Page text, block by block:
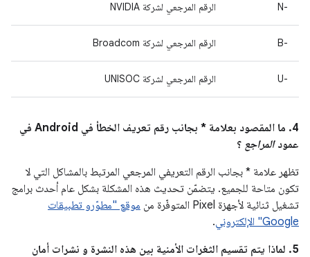
‫N-‎ الرقم المرجعي لشركة NVIDIA
B-‎ الرقم المرجعي لشركة Broadcom
U-‎ الرقم المرجعي لشركة UNISOC
4. ما المقصود بعلامة * بجانب رقم تعريف الخطأ في Android في
عمودالمراجع ؟
تظهر علامة * بجانب الرقم التعريفي المرجعي المرتبط بالمشاكل التي لا
تكون متاحة للجميع. يتضمّن تحديث هذه المشكلة بشكل عام أحدث برامج
تشغيل ثنائية لأجهزة Pixel المتوفّرة من
موقع "مطوّرو تطبيقات
Google" الإلكتروني
.
5. لماذا يتم تقسيم الثغرات الأمنية بين هذه النشرة و نشرات أمان